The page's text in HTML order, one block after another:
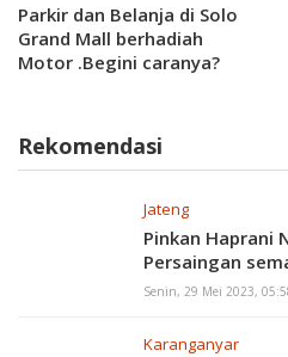
Parkir dan Belanja di Solo
Grand Mall berhadiah
Motor .Begini caranya?
Rekomendasi
Jateng
Pinkan Haprani
Persaingan
Senin, 29 Mei 2023,
Karanganyar